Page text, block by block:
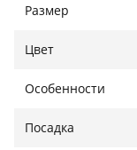
Размер
Цвет
Особенности
Посадка